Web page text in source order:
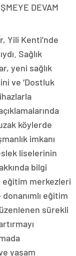
DEVAM
Yili Kenti’nde
Sağlık
yeni sağlık
ve ‘Dostluk
köylerde
imkanı
liselerinin
bilgi
eğitim merkezleri
eğitim
sürekli
yaşam